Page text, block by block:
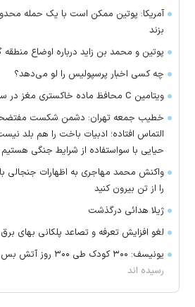
آمریکا: پوتین ممکن است با یک حمله
بزند
پوتین و محمد بن زاید درباره اوضاع
چه کسی اخبار پرسپولیس را لو می‌دهد؟
ویتامین C محافظ ماده خاکستری مغز در سالمندان
خطیب جمعه تهران: دشمن شکست
التماس افتاده؛ ادبیات باخت را هم بلد
حیایی با سواستفاده از شرایط جنگی هستیم
واکنش محمد مهاجری به اظهارات جنجالی
را از تن بیرون کنید
ژیلا هدائی درگذشت
لغو افزایش تعرفه و تصاعد پلکانی بهای
یونیسف: ۳۰۰ کودک طی
رسیده اند